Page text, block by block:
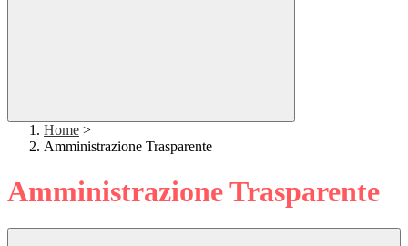
Home >
Amministrazione Trasparente
Amministrazione Trasparente